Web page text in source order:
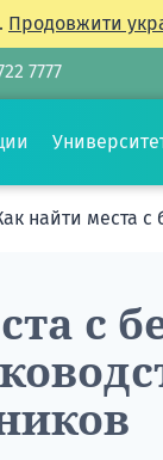
Продовжити
7777
найти места с
с